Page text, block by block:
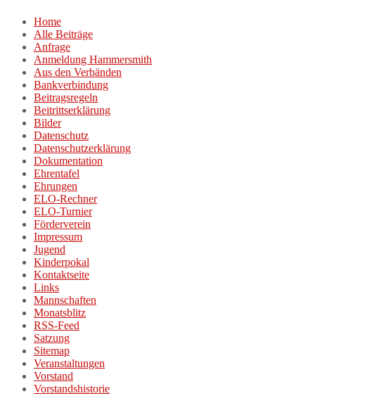
Zum
Inhalt
springen
Home
Alle Beiträge
Anfrage
Anmeldung Hammersmith
Aus den Verbänden
Bankverbindung
Beitragsregeln
Beitrittserklärung
Bilder
Datenschutz
Datenschutzerklärung
Dokumentation
Ehrentafel
Ehrungen
ELO-Rechner
ELO-Turnier
Förderverein
Impressum
Jugend
Kinderpokal
Kontaktseite
Links
Mannschaften
Monatsblitz
RSS-Feed
Satzung
Sitemap
Veranstaltungen
Vorstand
Vorstandshistorie